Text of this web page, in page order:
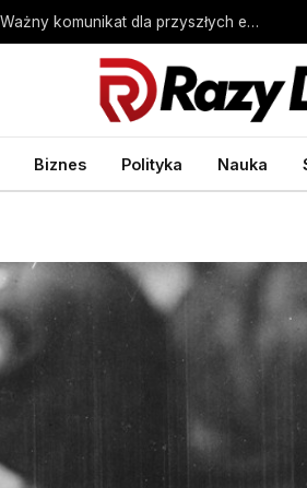
Nauka w szkole średniej a staż pracy. Ważny komunikat dla przyszłych emerytów – Biznes Wprost
Biznes Polityka Nauka